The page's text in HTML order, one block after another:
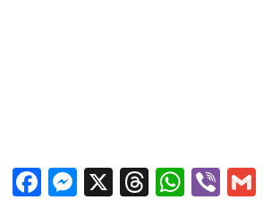
Facebook
Messenger
X Threads